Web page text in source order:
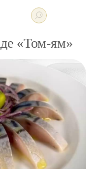
«Том-ям»